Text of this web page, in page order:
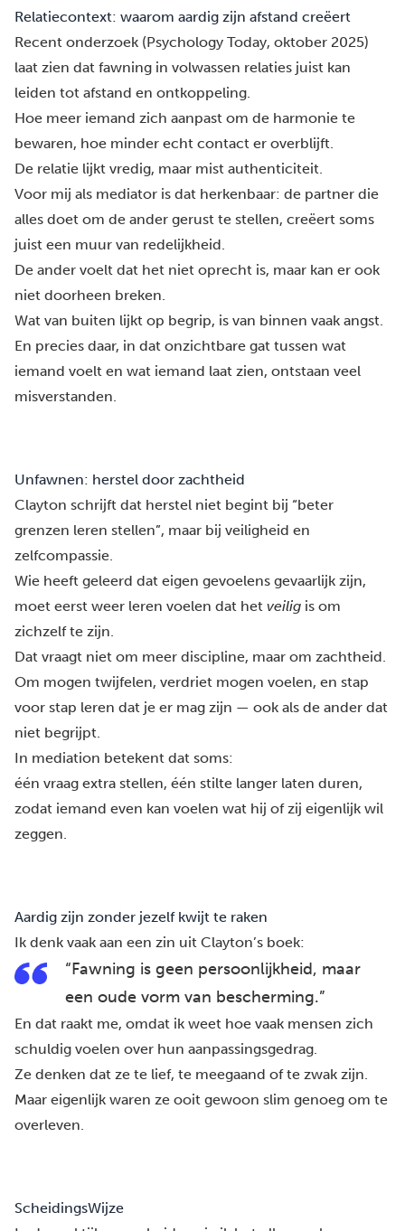
Relatiecontext: waarom aardig zijn afstand creëert
Recent onderzoek (Psychology Today, oktober 2025)
laat zien dat fawning in volwassen relaties juist kan
leiden tot afstand en ontkoppeling.
Hoe meer iemand zich aanpast om de harmonie te
bewaren, hoe minder echt contact er overblijft.
De relatie lijkt vredig, maar mist authenticiteit.
Voor mij als mediator is dat herkenbaar: de partner die
alles doet om de ander gerust te stellen, creëert soms
juist een muur van redelijkheid.
De ander voelt dat het niet oprecht is, maar kan er ook
niet doorheen breken.
Wat van buiten lijkt op begrip, is van binnen vaak angst.
En precies daar, in dat onzichtbare gat tussen wat
iemand voelt en wat iemand laat zien, ontstaan veel
misverstanden.
Unfawnen: herstel door zachtheid
Clayton schrijft dat herstel niet begint bij “beter
grenzen leren stellen”, maar bij veiligheid en
zelfcompassie.
Wie heeft geleerd dat eigen gevoelens gevaarlijk zijn,
moet eerst weer leren voelen dat het veilig is om
zichzelf te zijn.
Dat vraagt niet om meer discipline, maar om zachtheid.
Om mogen twijfelen, verdriet mogen voelen, en stap
voor stap leren dat je er mag zijn — ook als de ander dat
niet begrijpt.
In mediation betekent dat soms:
één vraag extra stellen, één stilte langer laten duren,
zodat iemand even kan voelen wat hij of zij eigenlijk wil
zeggen.
Aardig zijn zonder jezelf kwijt te raken
Ik denk vaak aan een zin uit Clayton’s boek:
“Fawning is geen persoonlijkheid, maar
een oude vorm van bescherming.”
En dat raakt me, omdat ik weet hoe vaak mensen zich
schuldig voelen over hun aanpassingsgedrag.
Ze denken dat ze te lief, te meegaand of te zwak zijn.
Maar eigenlijk waren ze ooit gewoon slim genoeg om te
overleven.
ScheidingsWijze